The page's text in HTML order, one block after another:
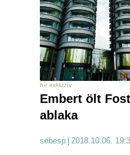
hír exkluzív
Embert ölt
ablaka
sebesp 2018.10.06.